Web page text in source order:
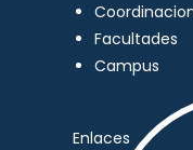
Facultades
Campus
Enlaces